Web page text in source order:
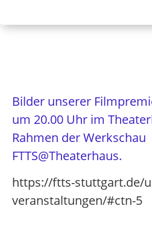
Bilder unserer
um 20.00 Uhr im
Rahmen der Werkschau
FTTS@Theaterhaus.
https://ftts-stuttgart.de/
veranstaltungen/#ctn-5